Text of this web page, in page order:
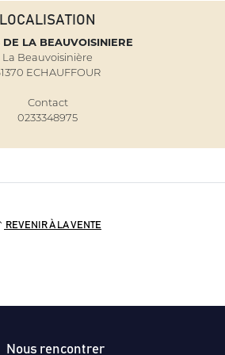
LOCALISATION
DE LA BEAUVOISINIERE
La Beauvoisinière
ECHAUFFOUR
Contact
0233348975
REVENIR À LA VENTE
Nous rencontrer